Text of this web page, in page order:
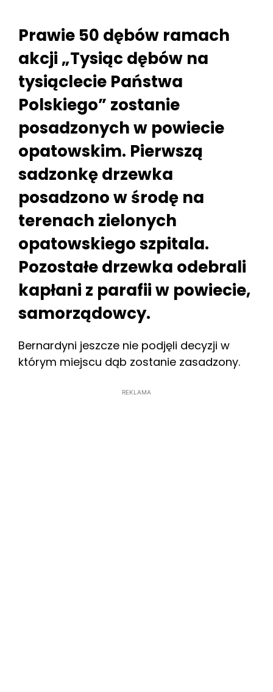
Prawie 50 dębów ramach
akcji „Tysiąc dębów na
tysiąclecie Państwa
Polskiego” zostanie
posadzonych w powiecie
opatowskim. Pierwszą
sadzonkę drzewka
posadzono w środę na
terenach zielonych
opatowskiego szpitala.
Pozostałe drzewka odebrali
kapłani z parafii w powiecie,
samorządowcy.
Bernardyni jeszcze nie podjęli decyzji w
którym miejscu dąb zostanie zasadzony.
REKLAMA